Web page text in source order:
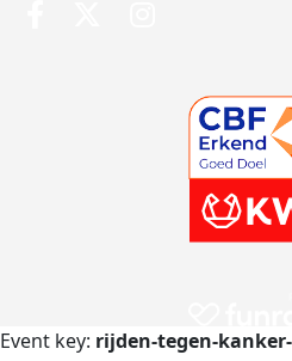
Event key: rijden-tegen-